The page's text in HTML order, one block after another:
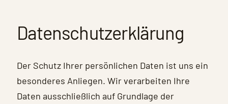
Datenschutzerklärung
Der Schutz Ihrer persönlichen Daten ist uns ein
besonderes Anliegen. Wir verarbeiten Ihre
Daten ausschließlich auf Grundlage der